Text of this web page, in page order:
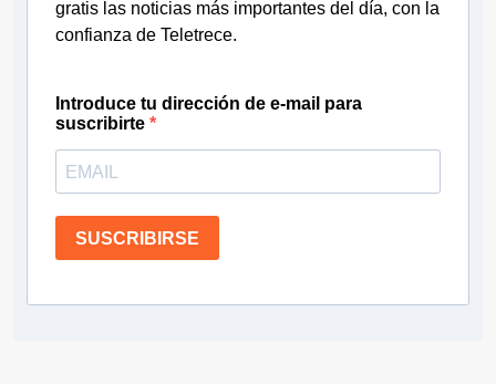
gratis las noticias más importantes del día, con la
confianza de Teletrece.
Introduce tu dirección de e-mail para
suscribirte
SUSCRIBIRSE